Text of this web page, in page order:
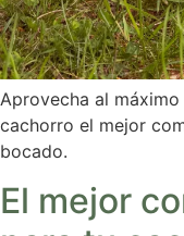
Aprovecha al
cachorro el mejor
bocado.
El mejor